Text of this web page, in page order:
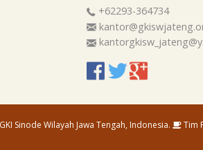
+62293-364734
Sinode Wilayah Jawa Tengah, Indonesia. Tim